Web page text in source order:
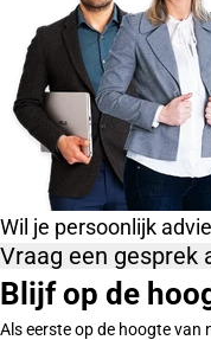
Wil je persoonlijk
Vraag een gesprek
Blijf op de
Als eerste op de hoogte van